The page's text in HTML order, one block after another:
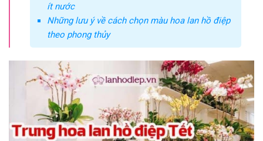
ít nước
Những lưu ý về cách chọn màu hoa lan hồ điệp
theo phong thủy